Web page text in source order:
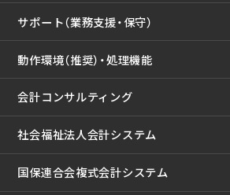
サポート（業務支援・保守）
動作環境（推奨）・処理機能
会計コンサルティング
社会福祉法人会計システム
国保連合会複式会計システム